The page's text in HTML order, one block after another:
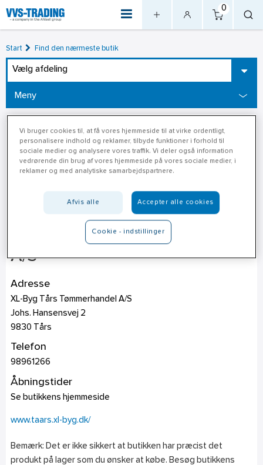
0
Start Find den nærmeste butik
Vælg afdeling
Meny
XL-Byg Tårs Tømmerhandel
A/S
Adresse
XL-Byg Tårs Tømmerhandel A/S
Johs. Hansensvej 2
9830
Tårs
Telefon
98961266
Åbningstider
Se butikkens hjemmeside
www.taars.xl-byg.dk/
Bemærk: Det er ikke sikkert at butikken har præcist det
produkt på lager som du ønsker at købe. Besøg butikkens
Vi bruger cookies til, at få vores hjemmeside til at virke ordentligt,
personalisere indhold og reklamer, tilbyde funktioner i forhold til
sociale medier og analysere vores traffik. Vi deler også information
vedrørende din brug af vores hjemmeside på vores sociale medier, i
reklamer og med analytiske samarbejdspartnere.
Afvis alle Accepter alle cookies
Cookie - indstillinger